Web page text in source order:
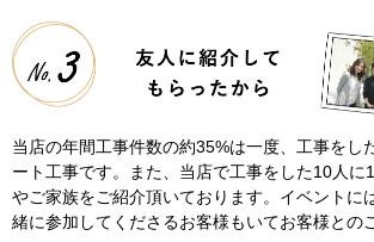
当店の年間工事件数の約35%は一度、工事をし
ート工事です。また、当店で工事をした10人に
やご家族をご紹介頂いております。イベントに
緒に参加してくださるお客様もいてお客様との